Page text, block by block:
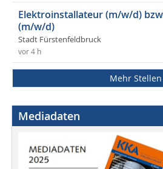
Elektroinstallateur (m/w/d)
(m/w/d)
Stadt Fürstenfeldbruck
vor 4 h
Mehr Stellen
Mediadaten